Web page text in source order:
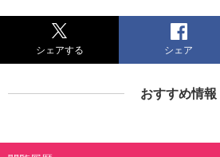
シェアする シェア
おすすめ情報